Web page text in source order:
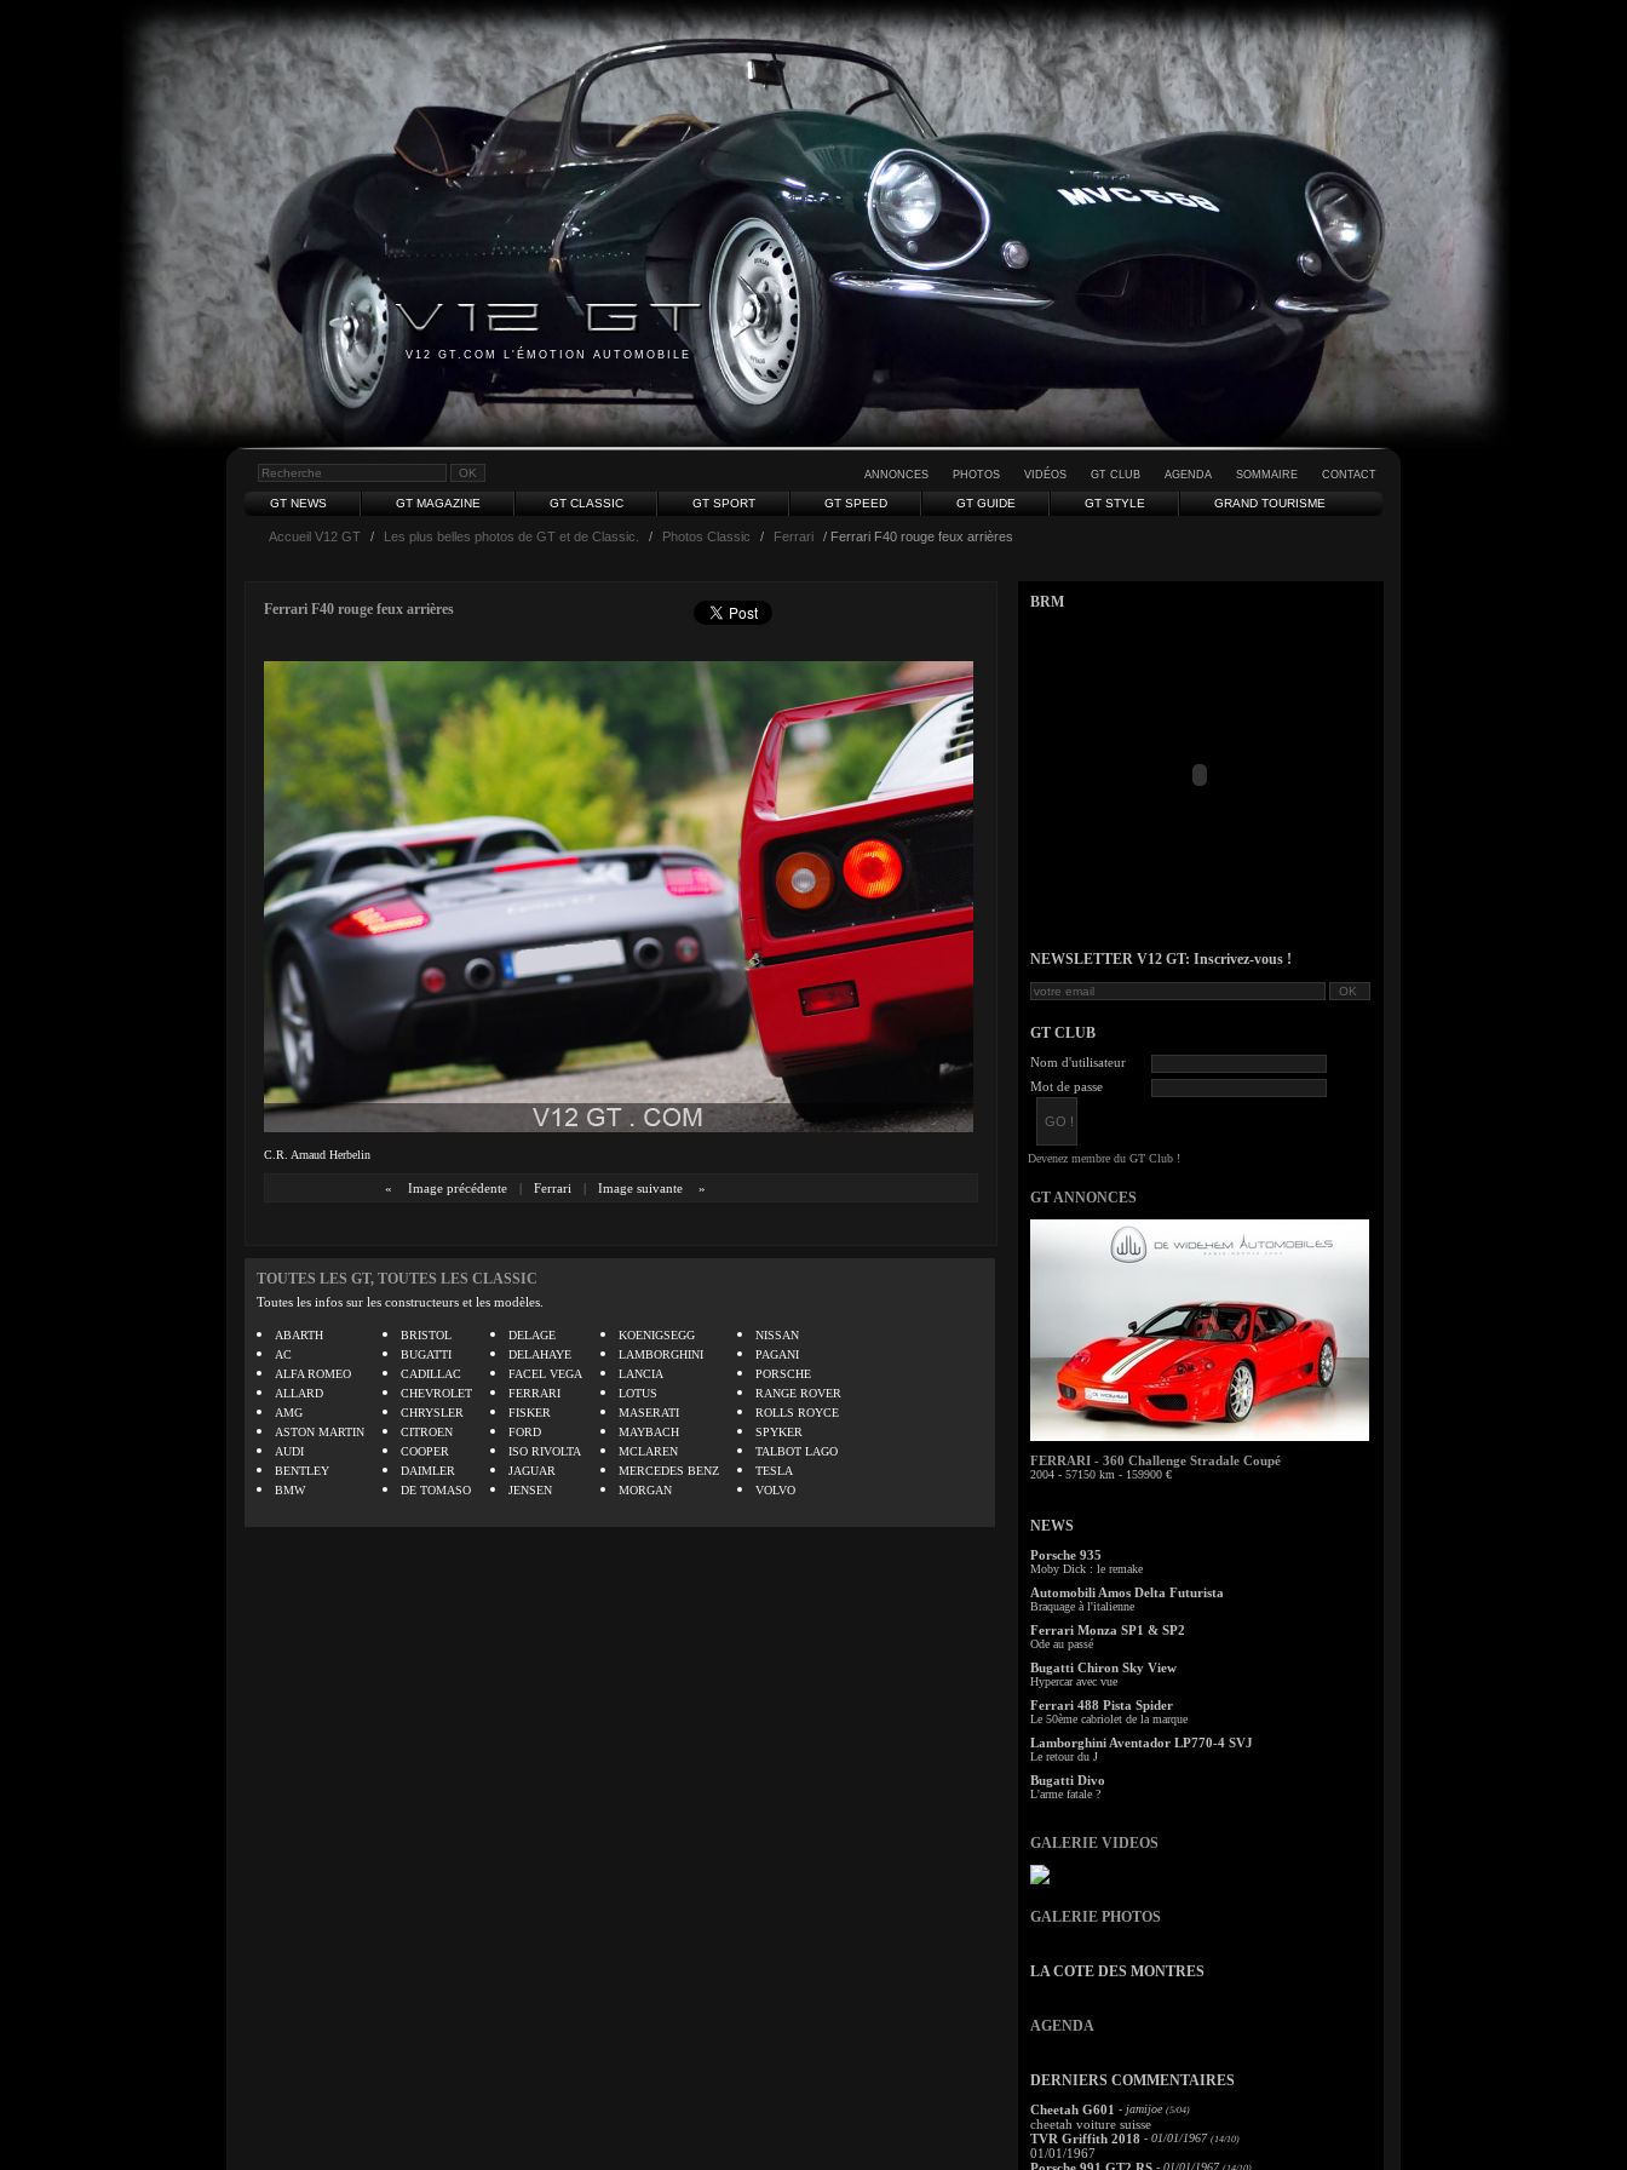
V12 GT.COM L'ÉMOTION AUTOMOBILE
ANNONCES PHOTOS VIDÉOS GT CLUB AGENDA SOMMAIRE CONTACT
GT NEWS GT MAGAZINE GT CLASSIC GT SPORT GT SPEED GT GUIDE GT STYLE GRAND TOURISME
Accueil V12 GT / Les plus belles photos de GT et de Classic. / Photos Classic / Ferrari / Ferrari F40 rouge feux arrières
Ferrari F40 rouge feux arrières
C.R. Arnaud Herbelin
« Image précédente | Ferrari | Image suivante »
TOUTES LES GT, TOUTES LES CLASSIC
Toutes les infos sur les constructeurs et les modèles.
ABARTH
AC
ALFA ROMEO
ALLARD
AMG
ASTON MARTIN
AUDI
BENTLEY
BMW
BRISTOL
BUGATTI
CADILLAC
CHEVROLET
CHRYSLER
CITROEN
COOPER
DAIMLER
DE TOMASO
DELAGE
DELAHAYE
FACEL VEGA
FERRARI
FISKER
FORD
ISO RIVOLTA
JAGUAR
JENSEN
KOENIGSEGG
LAMBORGHINI
LANCIA
LOTUS
MASERATI
MAYBACH
MCLAREN
MERCEDES BENZ
MORGAN
NISSAN
PAGANI
PORSCHE
RANGE ROVER
ROLLS ROYCE
SPYKER
TALBOT LAGO
TESLA
VOLVO
BRM
NEWSLETTER V12 GT: Inscrivez-vous !
GT CLUB
Nom d'utilisateur
Mot de passe
GT ANNONCES
FERRARI - 360 Challenge Stradale Coupé
2004 - 57150 km - 159900 €
NEWS
Porsche 935
Moby Dick : le remake
Automobili Amos Delta Futurista
Braquage à l'italienne
Ferrari Monza SP1 & SP2
Ode au passé
Bugatti Chiron Sky View
Hypercar avec vue
Ferrari 488 Pista Spider
Le 50ème cabriolet de la marque
Lamborghini Aventador LP770-4 SVJ
Le retour du J
Bugatti Divo
L'arme fatale ?
GALERIE VIDEOS
GALERIE PHOTOS
LA COTE DES MONTRES
AGENDA
DERNIERS COMMENTAIRES
Cheetah G601 - jamijoe (5/04)
cheetah voiture suisse
TVR Griffith 2018 - 01/01/1967 (14/10)
01/01/1967
- 01/01/1967